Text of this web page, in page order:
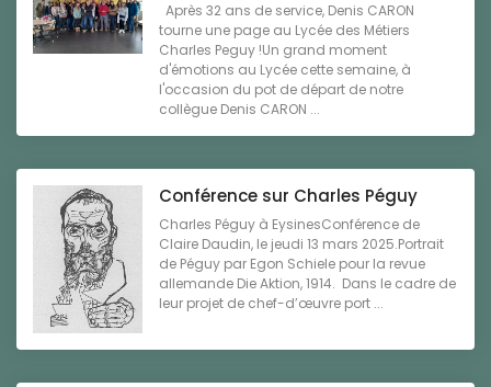
Après 32 ans de service, Denis CARON
tourne une page au Lycée des Métiers
Charles Peguy !Un grand moment
d'émotions au Lycée cette semaine, à
l'occasion du pot de départ de notre
collègue Denis CARON ...
Conférence sur Charles Péguy
Charles Péguy à EysinesConférence de
Claire Daudin, le jeudi 13 mars 2025.Portrait
de Péguy par Egon Schiele pour la revue
allemande Die Aktion, 1914. Dans le cadre de
leur projet de chef-d’œuvre port ...